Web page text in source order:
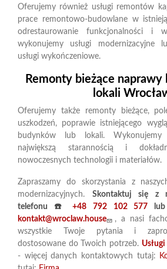
Oferujemy również usługi remontów
prace remontowo-budowlane w
odrestaurowanie funkcjonalności i
wykonujemy usługi modernizacyjne
usługi wykończeniowe.
Remonty bieżące
lokali
Oferujemy także remonty bieżące,
uszkodzeń, poprawie istniejącego
budynków lub lokali.
największą starannością i
nowoczesnych technologii i materiałów.
Zapraszamy do skorzystania z
modernizacyjnych. Skontaktuj się z
telefonu ☎️ +48 792 102 577 lub
kontakt@wroclaw.house
, a nasi
wszystkie Twoje pytania i
dostosowane do Twoich potrzeb. Usługi
- więcej danych kontaktowych tutaj: